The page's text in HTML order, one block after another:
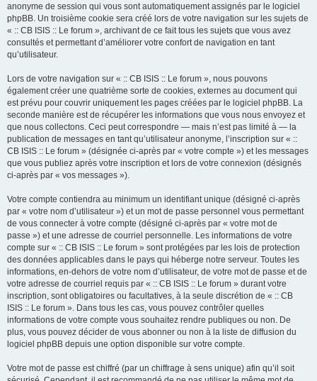
anonyme de session qui vous sont automatiquement assignés par le logiciel
phpBB. Un troisième cookie sera créé lors de votre navigation sur les sujets de
« :: CB ISIS :: Le forum », archivant de ce fait tous les sujets que vous avez
consultés et permettant d’améliorer votre confort de navigation en tant
qu’utilisateur.
Lors de votre navigation sur « :: CB ISIS :: Le forum », nous pouvons
également créer une quatrième sorte de cookies, externes au document qui
est prévu pour couvrir uniquement les pages créées par le logiciel phpBB. La
seconde manière est de récupérer les informations que vous nous envoyez et
que nous collectons. Ceci peut correspondre — mais n’est pas limité à — la
publication de messages en tant qu’utilisateur anonyme, l’inscription sur « ::
CB ISIS :: Le forum » (désignée ci-après par « votre compte ») et les messages
que vous publiez après votre inscription et lors de votre connexion (désignés
ci-après par « vos messages »).
Votre compte contiendra au minimum un identifiant unique (désigné ci-après
par « votre nom d’utilisateur ») et un mot de passe personnel vous permettant
de vous connecter à votre compte (désigné ci-après par « votre mot de
passe ») et une adresse de courriel personnelle. Les informations de votre
compte sur « :: CB ISIS :: Le forum » sont protégées par les lois de protection
des données applicables dans le pays qui héberge notre serveur. Toutes les
informations, en-dehors de votre nom d’utilisateur, de votre mot de passe et de
votre adresse de courriel requis par « :: CB ISIS :: Le forum » durant votre
inscription, sont obligatoires ou facultatives, à la seule discrétion de « :: CB
ISIS :: Le forum ». Dans tous les cas, vous pouvez contrôler quelles
informations de votre compte vous souhaitez rendre publiques ou non. De
plus, vous pouvez décider de vous abonner ou non à la liste de diffusion du
logiciel phpBB depuis une option disponible sur votre compte.
Votre mot de passe est chiffré (par un chiffrage à sens unique) afin qu’il soit